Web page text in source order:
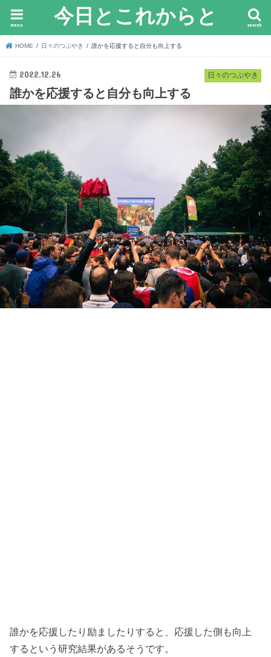
今日とこれからと search
menu
HOME 日々のつぶやき 誰かを応援すると自分も向上する
日々のつぶやき
2022.12.26
誰かを応援すると自分も向上する
誰かを応援したり励ましたりすると、応援した側も向上
するという研究結果があるそうです。